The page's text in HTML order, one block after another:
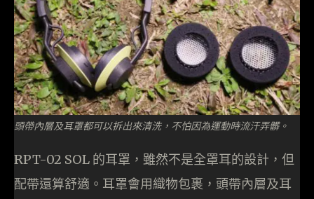
頭帶內層及耳罩都可以拆出來清洗，不怕因為運動時流汗弄髒。
RPT-02 SOL 的耳罩，雖然不是全罩耳的設計，但
配帶還算舒適。耳罩會用織物包裹，頭帶內層及耳